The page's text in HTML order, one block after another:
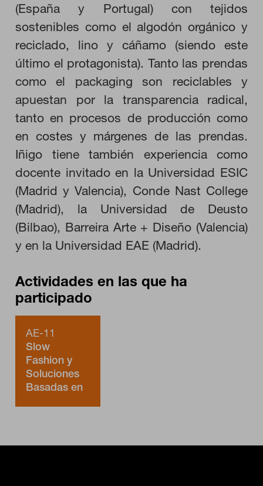
(España y Portugal) con tejidos
sostenibles como el algodón orgánico y
reciclado, lino y cáñamo (siendo este
último el protagonista). Tanto las prendas
como el packaging son reciclables y
apuestan por la transparencia radical,
tanto en procesos de producción como
en costes y márgenes de las prendas.
Iñigo tiene también experiencia como
docente invitado en la Universidad ESIC
(Madrid y Valencia), Conde Nast College
(Madrid), la Universidad de Deusto
(Bilbao), Barreira Arte + Diseño (Valencia)
y en la Universidad EAE (Madrid).
Actividades en las que ha
participado
AE-11
Slow
Fashion y
Soluciones
Basadas en
Cookies necesarias
Estas cookies son necesarias para que el sitio web funcione y
no se pueden desactivar en nuestros sistemas. Puede
configurar su navegador para bloquear o alertar sobre estas
cookies, pero alguna áreas del sitio no funcionarán. Estas
cookies no almacenan ninguna información de identificación
personal.
Cookies de rendimiento
Estas cookies nos permiten contar las visitas y fuentes de
tráfico para poder evaluar el rendimiento de nuestro sitio y
mejorarlo. Nos ayudan a saber qué páginas son las más o
menos visitadas, y cómo los visitantes navegan por el sitio.
Toda la información que recogen estas cookies es agregada y,
por lo tanto, es anónima.
GUARDAR CONFIGURACIÓN
Puedes volver a configurar tus cookies desde la sección "Configuración